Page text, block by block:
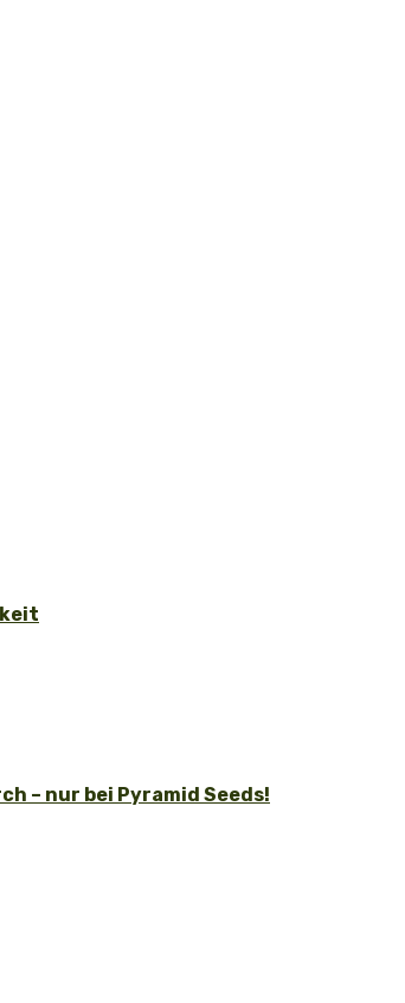
– nur bei Pyramid Seeds!